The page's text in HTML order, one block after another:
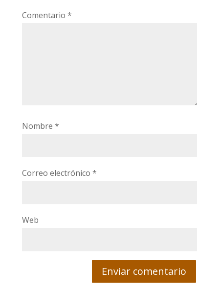
Comentario *
Nombre *
Correo electrónico *
Web